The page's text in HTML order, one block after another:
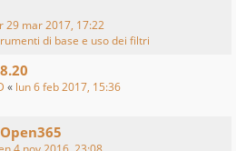
29 mar 2017, 17:22
di base e uso dei filtri
« lun 6 feb 2017, 15:36